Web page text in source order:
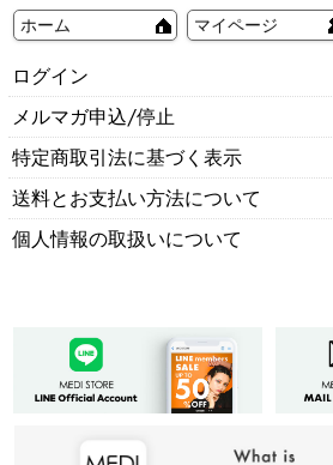
ホーム マイページ
ログイン
メルマガ申込/停止
特定商取引法に基づく表示
送料とお支払い方法について
個人情報の取扱いについて